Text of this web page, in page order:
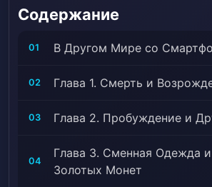
протагонист, Мир фэнтези, Бог —
Богини, Божественные
Строительство королевства,
конце истории, Лоли, Магические
Протагонист — парень, Master-
Modern Knowledge, Монстры, Naive
Ниндзя, Nobles, Older Love
протагонист, Политики, Polygamy,
сильный с самого начала, R-15,
Содержание
01 В Другом Мире со
02 Глава 1. Смерть и
03 Глава 2. Пробуждение и
04
Глава 3. Сменная Одежда
Золотых Монет